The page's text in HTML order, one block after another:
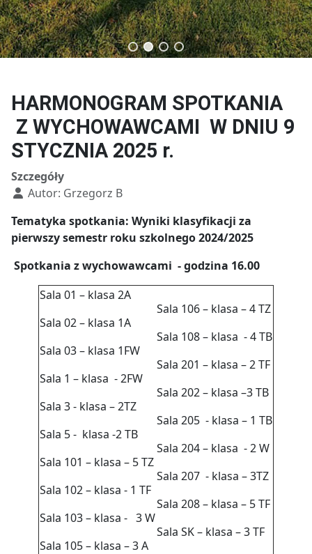
Technik usług fryzjerskich
HARMONOGRAM SPOTKANIA
Z WYCHOWAWCAMI W DNIU 9
STYCZNIA 2025 r.
Szczegóły
Autor: Grzegorz B
Tematyka spotkania: Wyniki klasyfikacji za
pierwszy semestr roku szkolnego 2024/2025
Spotkania z wychowawcami - godzina 16.00
Sala 01 – klasa 2A
Sala 02 – klasa 1A
Sala 03 – klasa 1FW
Sala 1 – klasa - 2FW
Sala 3 - klasa – 2TZ
Sala 5 - klasa -2 TB
Sala 101 – klasa – 5 TZ
Sala 102 – klasa - 1 TF
Sala 103 – klasa - 3 W
Sala 105 – klasa – 3 A
Sala 106 – klasa – 4 TZ
Sala 108 – klasa - 4 TB
Sala 201 – klasa – 2 TF
Sala 202 – klasa –3 TB
Sala 205 - klasa – 1 TB
Sala 204 – klasa - 2 W
Sala 207 - klasa – 3TZ
Sala 208 – klasa – 5 TF
Sala SK – klasa – 3 TF